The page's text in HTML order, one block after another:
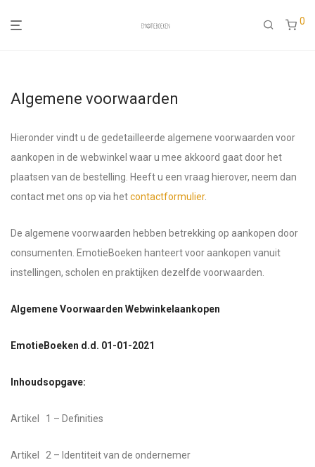
0
Algemene voorwaarden
Hieronder vindt u de gedetailleerde algemene voorwaarden voor
aankopen in de webwinkel waar u mee akkoord gaat door het
plaatsen van de bestelling. Heeft u een vraag hierover, neem dan
contact met ons op via hetcontactformulier.
De algemene voorwaarden hebben betrekking op aankopen door
consumenten. EmotieBoeken hanteert voor aankopen vanuit
instellingen, scholen en praktijken dezelfde voorwaarden.
Algemene Voorwaarden Webwinkelaankopen
EmotieBoeken d.d. 01-01-2021
Inhoudsopgave:
Artikel 1 – Definities
Artikel 2 – Identiteit van de ondernemer